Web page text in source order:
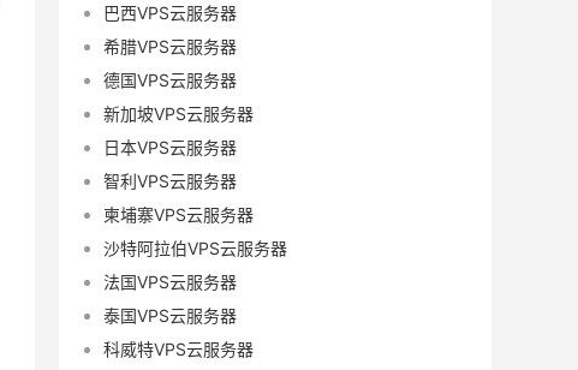
巴西VPS云服务器
希腊VPS云服务器
德国VPS云服务器
新加坡VPS云服务器
日本VPS云服务器
智利VPS云服务器
柬埔寨VPS云服务器
沙特阿拉伯VPS云服务器
法国VPS云服务器
泰国VPS云服务器
科威特VPS云服务器